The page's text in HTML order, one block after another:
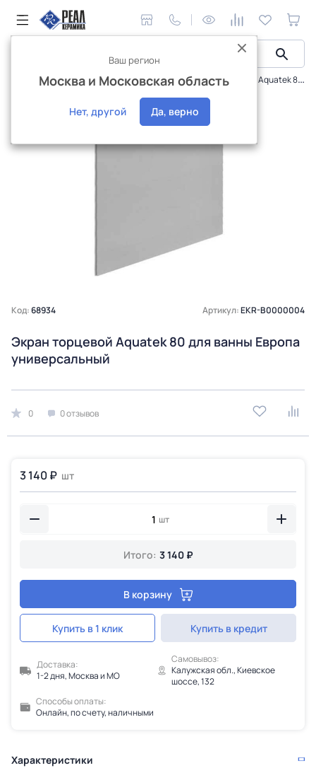
Сантехника и аксессуары Ванны Экран торцевой Aquatek 80 для ванны Европа универсальный
Интернет-магазин
Код:68934 Артикул:EKR-B0000004
Экран торцевой Aquatek 80 для ванны Европа
универсальный
0 0 отзывов
3 140 ₽ шт
шт
Итого: 3 140 ₽
В корзину
Купить в 1 клик Купить в кредит
Доставка:
1-2 дня, Москва и МО
Самовывоз:
Калужская обл., Киевское
шоссе, 132
Способы оплаты:
Онлайн, по счету, наличными
Характеристики
Ваш регион
Москва и Московская область
Нет, другой Да, верно